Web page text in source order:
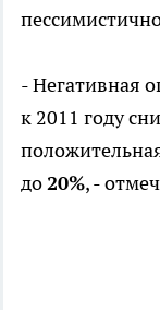
- Негативная
к 2011 году
до20%, -